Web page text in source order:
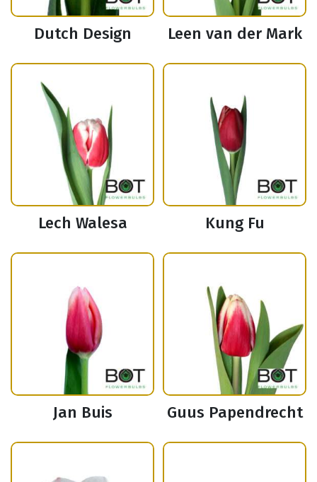
Dutch Design Leen van der Mark
Lech Walesa Kung Fu
Jan Buis Guus Papendrecht